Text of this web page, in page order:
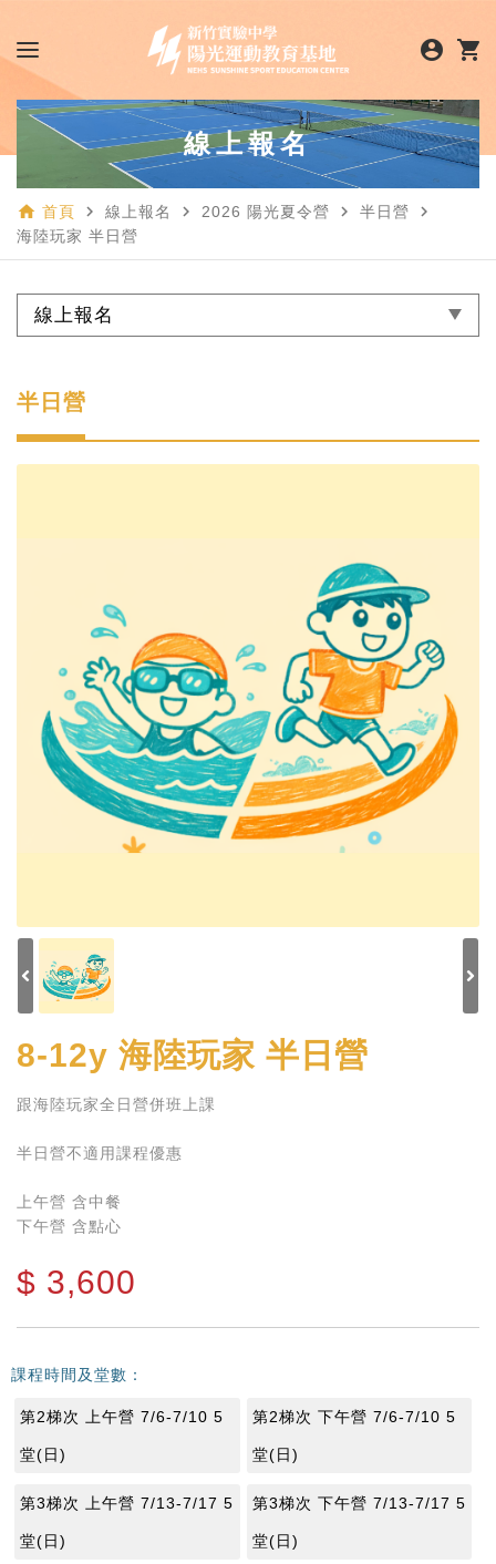
account_circle shopping_cart
線上報名
home 首頁 navigate_next 線上報名 navigate_next 2026 陽光夏令營 navigate_next 半日營 navigate_next
海陸玩家 半日營
線上報名
半日營
8-12y 海陸玩家 半日營
跟海陸玩家全日營併班上課
半日營不適用課程優惠
上午營 含中餐
下午營 含點心
$ 3,600
課程時間及堂數：
第2梯次 上午營 7/6-7/10 5
堂(日)
第2梯次 下午營 7/6-7/10 5
堂(日)
第3梯次 上午營 7/13-7/17 5
堂(日)
第3梯次 下午營 7/13-7/17 5
堂(日)